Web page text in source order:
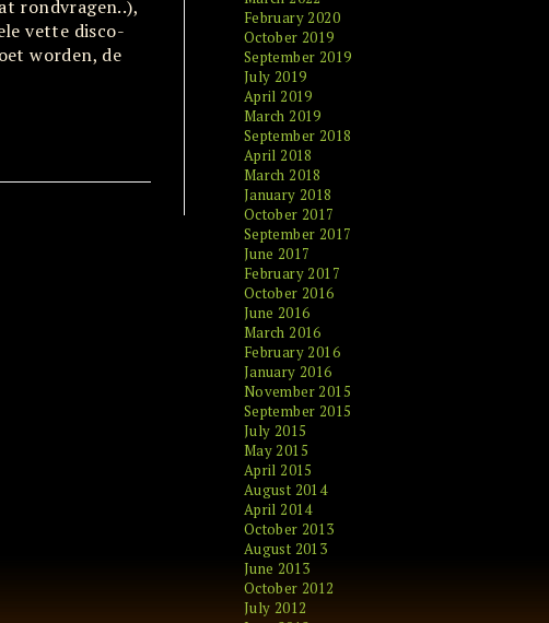
rondvragen..),
vette disco-
worden, de
February 2020
October 2019
September 2019
July 2019
April 2019
March 2019
September 2018
April 2018
March 2018
January 2018
October 2017
September 2017
June 2017
February 2017
October 2016
June 2016
March 2016
February 2016
January 2016
November 2015
September 2015
July 2015
May 2015
April 2015
August 2014
April 2014
October 2013
August 2013
June 2013
October 2012
July 2012